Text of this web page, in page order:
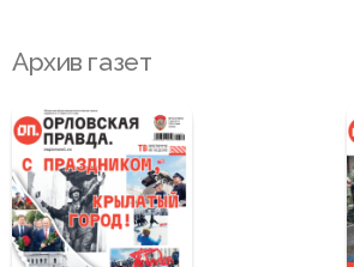
Архив газет